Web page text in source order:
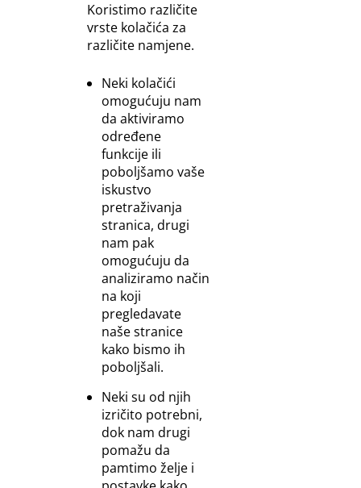
Koristimo različite
vrste kolačića za
različite namjene.
Neki kolačići
omogućuju nam
da aktiviramo
određene
funkcije ili
poboljšamo vaše
iskustvo
pretraživanja
stranica, drugi
nam pak
omogućuju da
analiziramo način
na koji
pregledavate
naše stranice
kako bismo ih
poboljšali.
Neki su od njih
izričito potrebni,
dok nam drugi
pomažu da
pamtimo želje i